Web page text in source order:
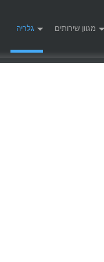
גלריה מגוון שירותים